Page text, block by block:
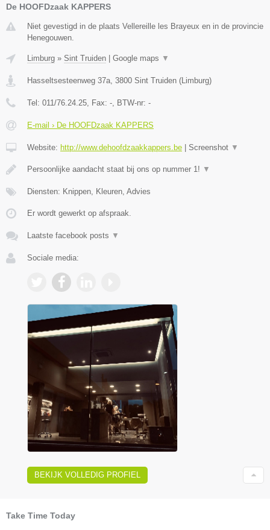
De HOOFDzaak KAPPERS
Niet gevestigd in de plaats Vellereille les Brayeux en in de provincie
Henegouwen.
Limburg » Sint Truiden Google maps ▼
Hasseltsesteenweg 37a, 3800 Sint Truiden (Limburg)
Tel: 011/76.24.25, Fax: -, BTW-nr: -
E-mail › De HOOFDzaak KAPPERS
Website: http://www.dehoofdzaakkappers.be Screenshot ▼
Persoonlijke aandacht staat bij ons op nummer 1! ▼
Diensten: Knippen, Kleuren, Advies
Er wordt gewerkt op afspraak.
Laatste facebook posts ▼
Sociale media:
BEKIJK VOLLEDIG PROFIEL
Take Time Today